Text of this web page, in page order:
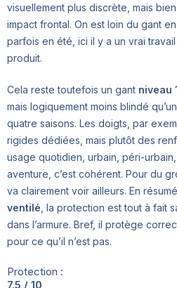
visuellement plus discrète, mais
impact frontal. On est loin du gant
parfois en été, ici il y a un vrai
produit.
Cela reste toutefois un gant niveau 1
mais logiquement moins blindé
quatre saisons. Les doigts, par
rigides dédiées, mais plutôt des
usage quotidien, urbain, péri-
aventure, c’est cohérent. Pour du
va clairement voir ailleurs. En
ventilé, la protection est tout à fait
dans l’armure. Bref, il protège
pour ce qu’il n’est pas.
Protection :
7.5 / 10